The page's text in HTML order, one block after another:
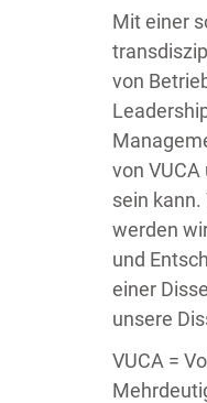
Mit einer
von
von
sein kann.
werden
und
einer
unsere
VUCA =